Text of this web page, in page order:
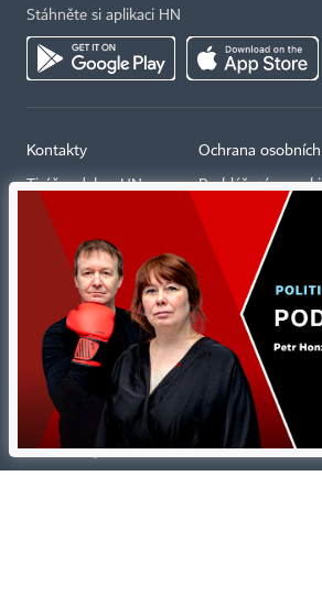
Stáhněte si aplikaci HN
Kontakty
Tiráž redakce HN
Economia
Kariéra v HN
Ceník inzerce
Ochrana
Prohlášení o
Nastavení
Všeobecné
Koupit / darovat předplatné
Eventy
Newslettery
RSS kanály